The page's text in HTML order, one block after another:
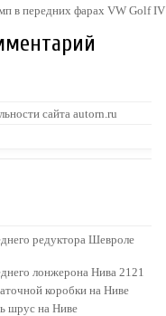
в передних фарах VW Golf IV
сайта autorn.ru
редуктора Шевроле
лонжерона Нива 2121
коробки на Ниве
шрус на Ниве